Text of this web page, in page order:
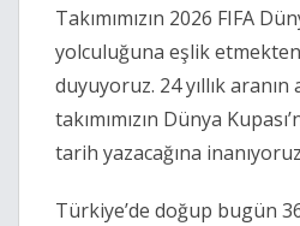
Takımımızın 2026 FIFA
yolculuğuna eşlik
duyuyoruz. 24 yıllık aranın
takımımızın Dünya
tarih yazacağına
Türkiye’de doğup bugün